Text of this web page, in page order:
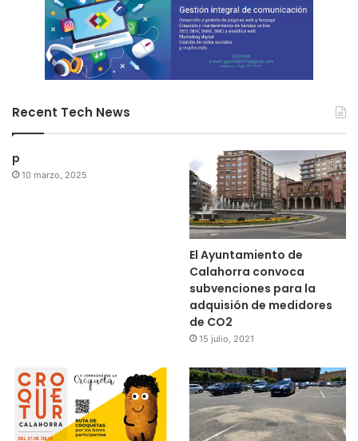
Recent Tech News
p
10 marzo, 2025
El Ayuntamiento de
Calahorra convoca
subvenciones para la
adquisión de medidores
de CO2
15 julio, 2021